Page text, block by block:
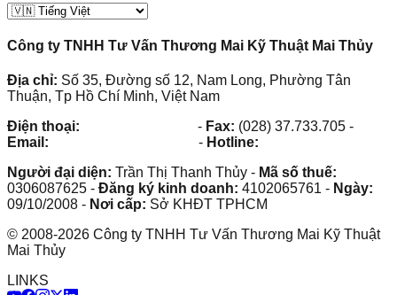
Công ty TNHH Tư Vấn Thương Mai Kỹ Thuật Mai Thủy
Địa chỉ: Số 35, Đường số 12, Nam Long, Phường Tân
Thuận, Tp Hồ Chí Minh, Việt Nam
Điện thoại:
- Fax: (028) 37.733.705 -
Email:
- Hotline:
Người đại diện: Trần Thị Thanh Thủy - Mã số thuế:
0306087625 - Đăng ký kinh doanh: 4102065761 - Ngày:
09/10/2008 - Nơi cấp: Sở KHĐT TPHCM
© 2008-2026 Công ty TNHH Tư Vấn Thương Mai Kỹ Thuật
Mai Thủy
LINKS